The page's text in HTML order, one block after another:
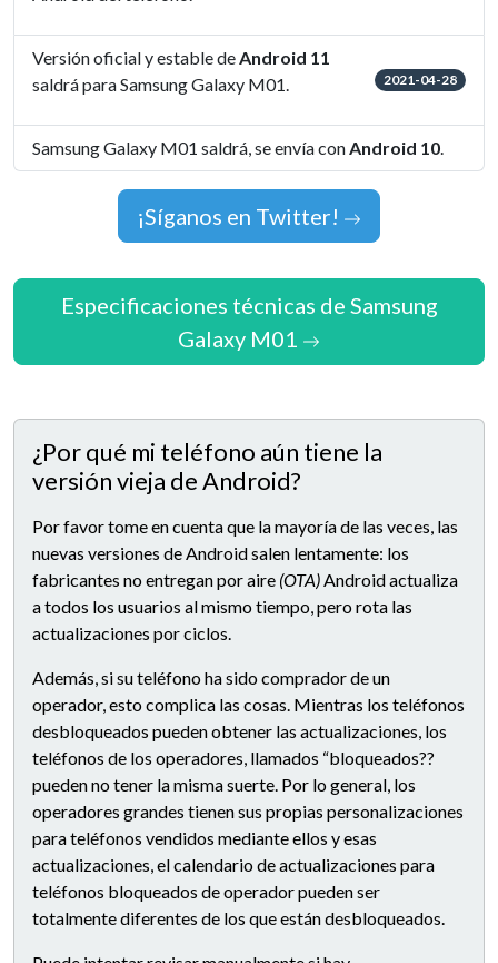
Versión oficial y estable deAndroid 11
saldrá para Samsung Galaxy M01.
2021-04-28
Samsung Galaxy M01 saldrá, se envía conAndroid 10.
¡Síganos en Twitter!
Especificaciones técnicas de Samsung
Galaxy M01
¿Por qué mi teléfono aún tiene la
versión vieja de Android?
Por favor tome en cuenta que la mayoría de las veces, las
nuevas versiones de Android salen lentamente: los
fabricantes no entregan por aire (OTA)Android actualiza
a todos los usuarios al mismo tiempo, pero rota las
actualizaciones por ciclos.
Además, si su teléfono ha sido comprador de un
operador, esto complica las cosas. Mientras los teléfonos
desbloqueados pueden obtener las actualizaciones, los
teléfonos de los operadores, llamados “bloqueados??
pueden no tener la misma suerte. Por lo general, los
operadores grandes tienen sus propias personalizaciones
para teléfonos vendidos mediante ellos y esas
actualizaciones, el calendario de actualizaciones para
teléfonos bloqueados de operador pueden ser
totalmente diferentes de los que están desbloqueados.